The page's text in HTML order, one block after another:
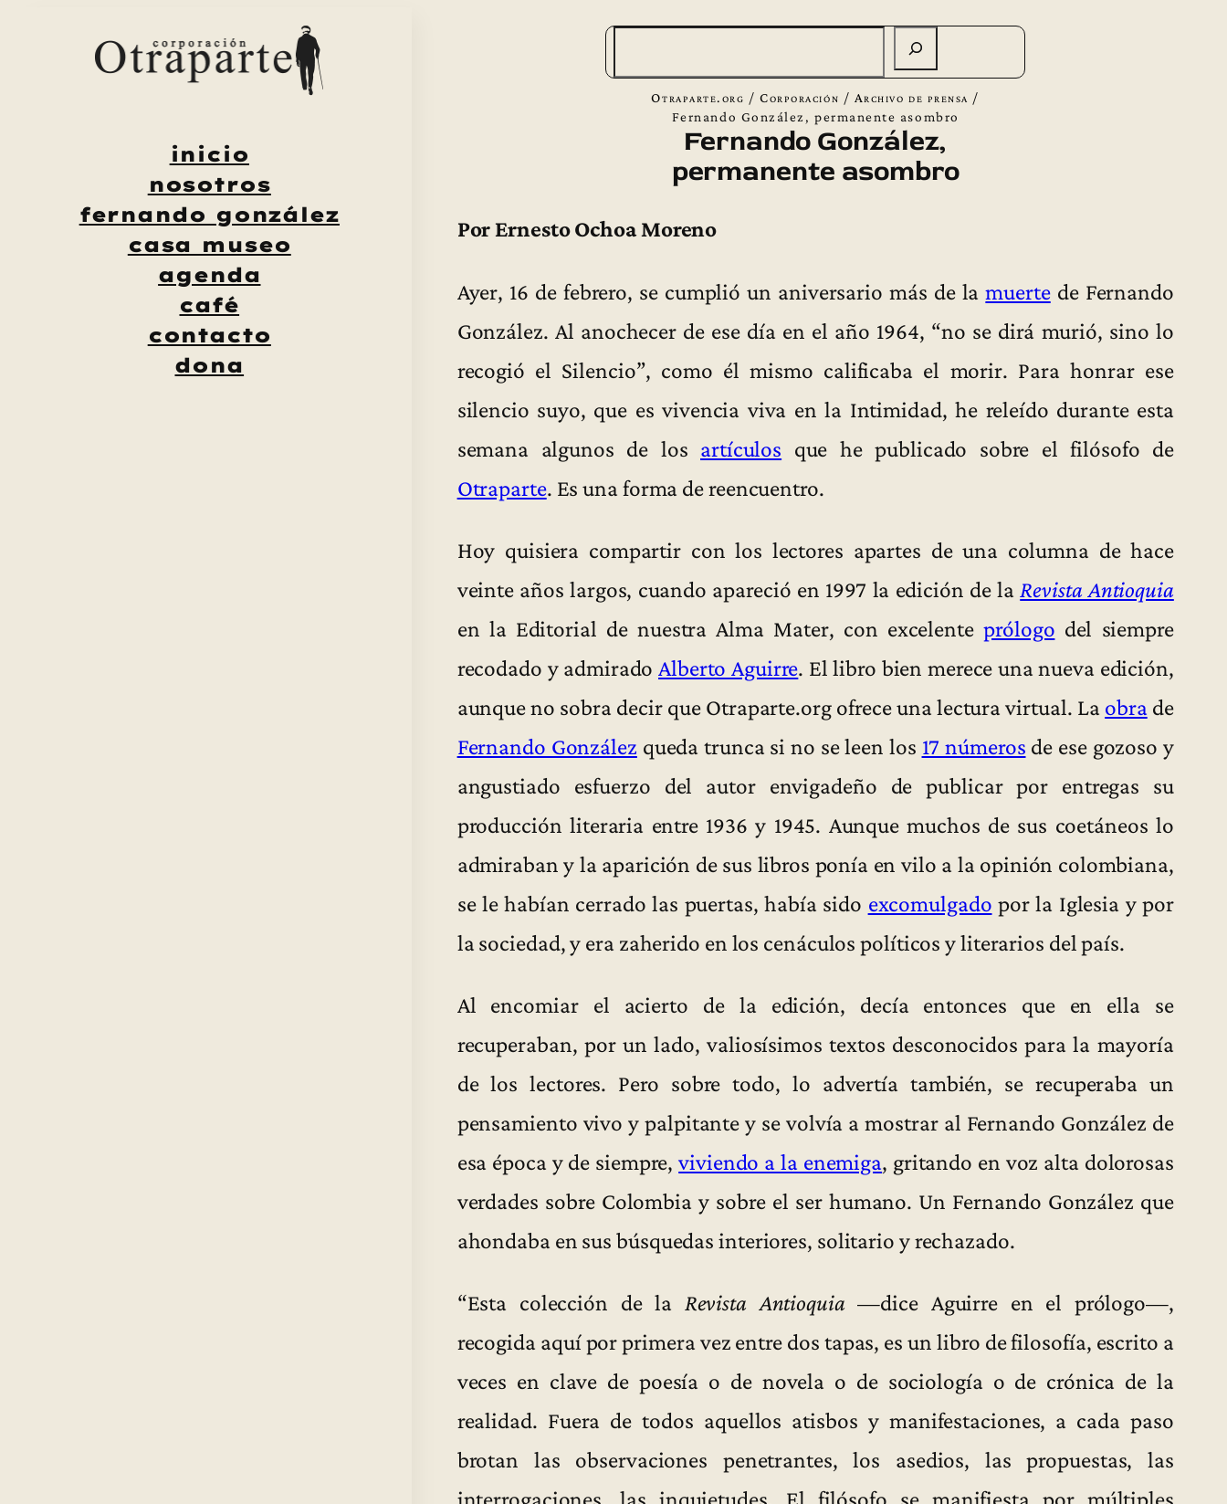
inicio
nosotros
fernando gonzález
casa museo
agenda
café
contacto
dona
Otraparte.org /Corporación / Archivo de prensa /
Fernando González, permanente asombro
Fernando González,
permanente asombro
Por Ernesto Ochoa Moreno
Ayer, 16 de febrero, se cumplió un aniversario más de lamuertede Fernando
González. Al anochecer de ese día en el año 1964, “no se dirá murió, sino lo
recogió el Silencio”, como él mismo calificaba el morir. Para honrar ese
silencio suyo, que es vivencia viva en la Intimidad, he releído durante esta
semana algunos de los artículos que he publicado sobre el filósofo de
Otraparte. Es una forma de reencuentro.
Hoy quisiera compartir con los lectores apartes de una columna de hace
veinte años largos, cuando apareció en 1997 la edición de la Revista Antioquia
en la Editorial de nuestra Alma Mater, con excelenteprólogo del siempre
recodado y admirado Alberto Aguirre. El libro bien merece una nueva edición,
aunque no sobra decir que Otraparte.org ofrece una lectura virtual. La obra de
Fernando González queda trunca si no se leen los 17 números de ese gozoso y
angustiado esfuerzo del autor envigadeño de publicar por entregas su
producción literaria entre 1936 y 1945. Aunque muchos de sus coetáneos lo
admiraban y la aparición de sus libros ponía en vilo a la opinión colombiana,
se le habían cerrado las puertas, había sido excomulgado por la Iglesia y por
la sociedad, y era zaherido en los cenáculos políticos y literarios del país.
Al encomiar el acierto de la edición, decía entonces que en ella se
recuperaban, por un lado, valiosísimos textos desconocidos para la mayoría
de los lectores. Pero sobre todo, lo advertía también, se recuperaba un
pensamiento vivo y palpitante y se volvía a mostrar al Fernando González de
esa época y de siempre,viviendo a la enemiga, gritando en voz alta dolorosas
verdades sobre Colombia y sobre el ser humano. Un Fernando González que
ahondaba en sus búsquedas interiores, solitario y rechazado.
“Esta colección de la Revista Antioquia—dice Aguirre en el prólogo—,
recogida aquí por primera vez entre dos tapas, es un libro de filosofía, escrito a
veces en clave de poesía o de novela o de sociología o de crónica de la
realidad. Fuera de todos aquellos atisbos y manifestaciones, a cada paso
brotan las observaciones penetrantes, los asedios, las propuestas, las